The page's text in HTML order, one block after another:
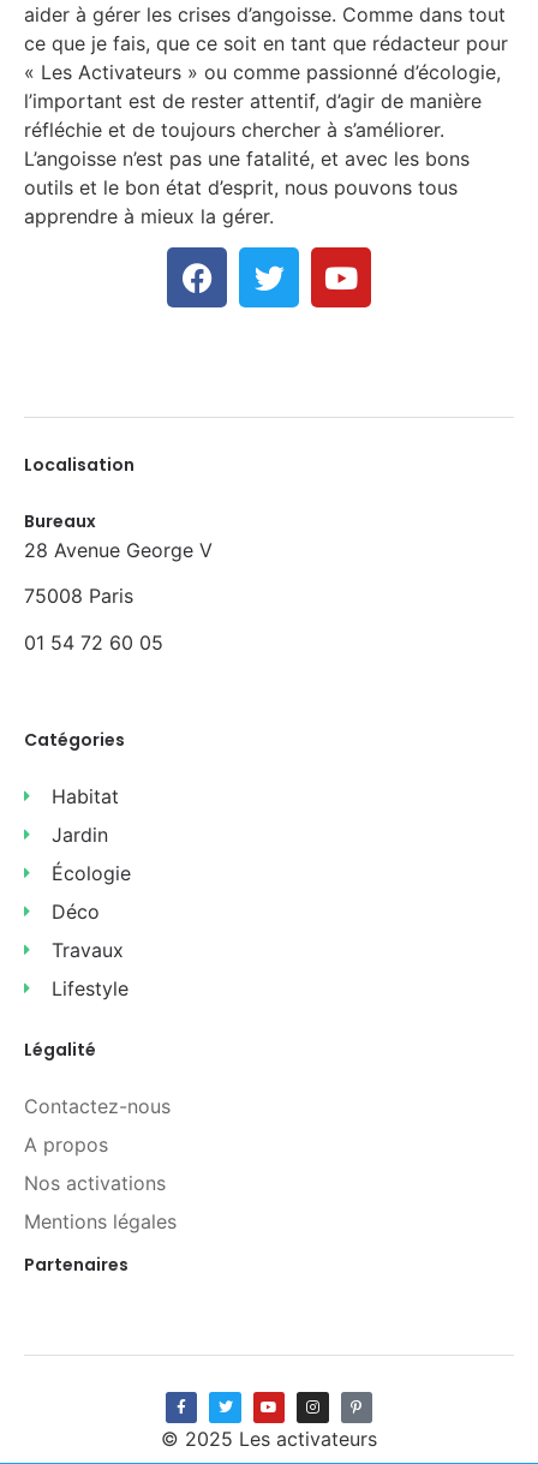
aider à gérer les crises d’angoisse. Comme dans tout
ce que je fais, que ce soit en tant que rédacteur pour
« Les Activateurs » ou comme passionné d’écologie,
l’important est de rester attentif, d’agir de manière
réfléchie et de toujours chercher à s’améliorer.
L’angoisse n’est pas une fatalité, et avec les bons
outils et le bon état d’esprit, nous pouvons tous
apprendre à mieux la gérer.
Localisation
Bureaux
28 Avenue George V
75008 Paris
01 54 72 60 05
Catégories
Habitat
Jardin
Écologie
Déco
Travaux
Lifestyle
Légalité
Contactez-nous
A propos
Nos activations
Mentions légales
Partenaires
© 2025 Les activateurs